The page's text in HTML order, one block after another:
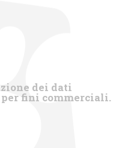
dei dati
fini commerciali.